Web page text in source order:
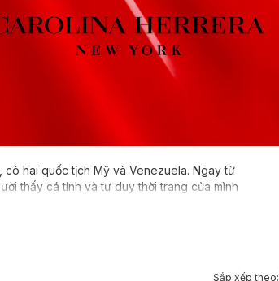
có hai quốc tịch Mỹ và Venezuela. Ngay từ
thấy cá tính và tư duy thời trang của mình
Herrera hoạt động như một nhà may theo
thành một cái nhãn hàng bán đồ may sẵn
Sắp xếp theo: